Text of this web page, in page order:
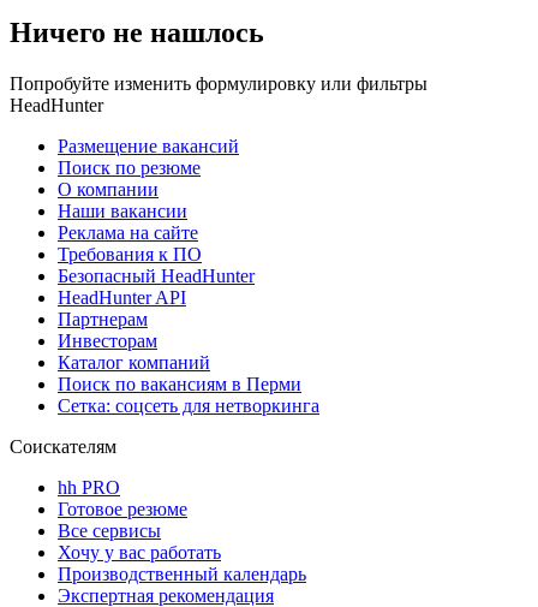
Ничего не нашлось
Попробуйте изменить формулировку или фильтры
HeadHunter
Размещение вакансий
Поиск по резюме
О компании
Наши вакансии
Реклама на сайте
Требования к ПО
Безопасный HeadHunter
HeadHunter API
Партнерам
Инвесторам
Каталог компаний
Поиск по вакансиям в Перми
Сетка: соцсеть для нетворкинга
Соискателям
hh PRO
Готовое резюме
Все сервисы
Хочу у вас работать
Производственный календарь
Экспертная рекомендация